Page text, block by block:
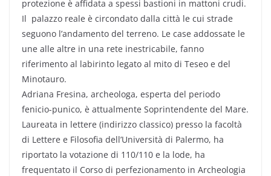
protezione è affidata a spessi bastioni in mattoni crudi.
Il palazzo reale è circondato dalla città le cui strade
seguono l’andamento del terreno. Le case addossate le
une alle altre in una rete inestricabile, fanno
riferimento al labirinto legato al mito di Teseo e del
Minotauro.
Adriana Fresina, archeologa, esperta del periodo
fenicio-punico, è attualmente Soprintendente del Mare.
Laureata in lettere (indirizzo classico) presso la facoltà
di Lettere e Filosofia dell’Università di Palermo, ha
riportato la votazione di 110/110 e la lode, ha
frequentato il Corso di perfezionamento in Archeologia